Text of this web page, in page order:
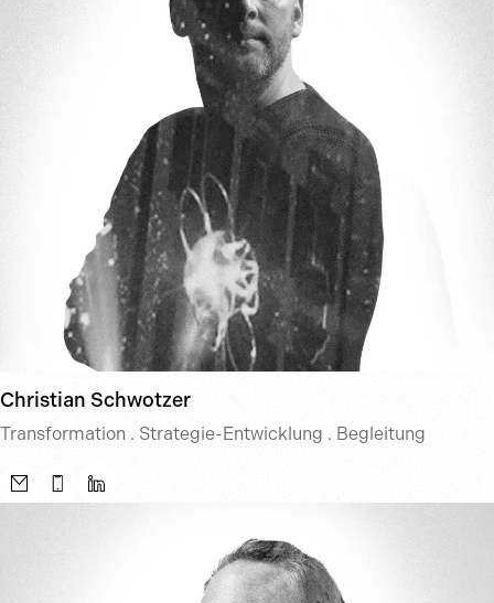
Christian Schwotzer
Transformation . Strategie-Entwicklung . Begleitung